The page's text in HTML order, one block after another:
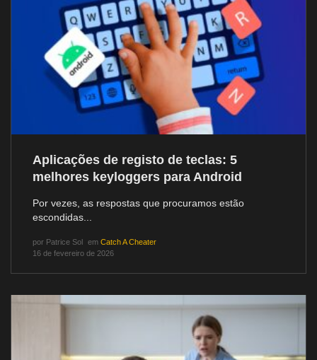
Aplicações de registo de teclas: 5
melhores keyloggers para Android
Por vezes, as respostas que procuramos estão
escondidas...
por Patrice Sol em Catch A Cheater
16 de fevereiro de 2026